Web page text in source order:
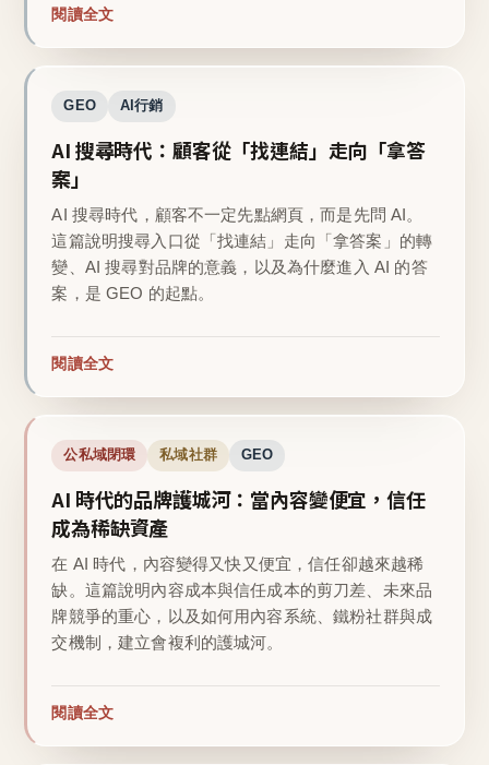
閱讀全文
GEO AI行銷
AI 搜尋時代：顧客從「找連結」走向「拿答
案」
AI 搜尋時代，顧客不一定先點網頁，而是先問 AI。
這篇說明搜尋入口從「找連結」走向「拿答案」的轉
變、AI 搜尋對品牌的意義，以及為什麼進入 AI 的答
案，是 GEO 的起點。
閱讀全文
公私域閉環 私域社群 GEO
AI 時代的品牌護城河：當內容變便宜，信任
成為稀缺資產
在 AI 時代，內容變得又快又便宜，信任卻越來越稀
缺。這篇說明內容成本與信任成本的剪刀差、未來品
牌競爭的重心，以及如何用內容系統、鐵粉社群與成
交機制，建立會複利的護城河。
閱讀全文